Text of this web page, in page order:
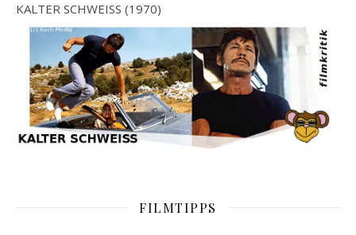
KALTER SCHWEISS (1970)
FILMTIPPS